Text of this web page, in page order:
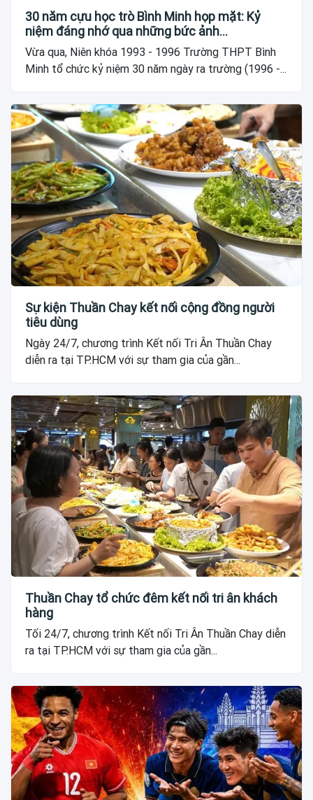
30 năm cựu học trò Bình Minh họp mặt: Kỷ
niệm đáng nhớ qua những bức ảnh…
Vừa qua, Niên khóa 1993 - 1996 Trường THPT Bình
Minh tổ chức kỷ niệm 30 năm ngày ra trường (1996 -...
Sự kiện Thuần Chay kết nối cộng đồng người
tiêu dùng
Ngày 24/7, chương trình Kết nối Tri Ân Thuần Chay
diễn ra tại TP.HCM với sự tham gia của gần...
Thuần Chay tổ chức đêm kết nối tri ân khách
hàng
Tối 24/7, chương trình Kết nối Tri Ân Thuần Chay diễn
ra tại TP.HCM với sự tham gia của gần...